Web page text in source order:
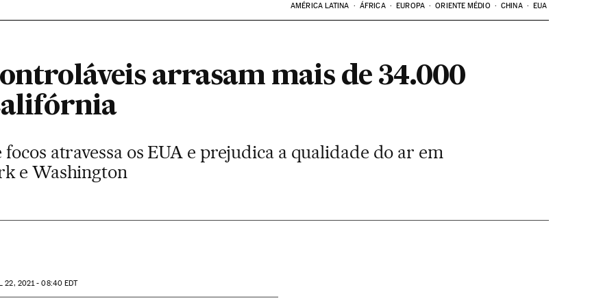
AMÉRICA LATINA ÁFRICA EUROPA ORIENTE MÉDIO CHINA EUA
arrasam mais de 34.000
focos atravessa os EUA e prejudica a qualidade do ar em
e Washington
22, 2021 - 08:40EDT